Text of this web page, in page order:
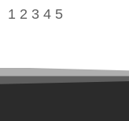
1 2 3 4 5